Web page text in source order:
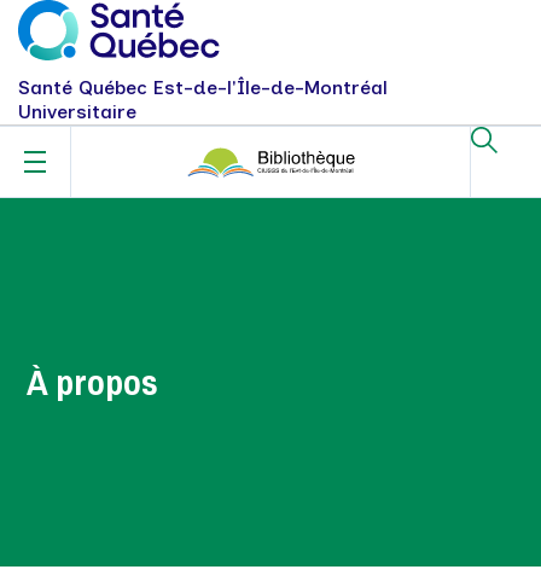
Santé Québec Est-de-l'Île-de-Montréal
Universitaire
À propos